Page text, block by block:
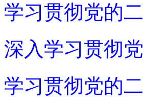
学习贯彻党的
深入学习贯彻
学习贯彻党的